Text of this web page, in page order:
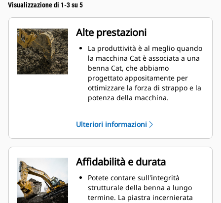
Visualizzazione di 1-3 su 5
Alte prestazioni
La produttività è al meglio quando
la macchina Cat è associata a una
benna Cat, che abbiamo
progettato appositamente per
ottimizzare la forza di strappo e la
potenza della macchina.
benna. Il gioco del tallone
aggiunto assicura che il fondo
della benna non si trascini,
riducendo i costi della
manutenzione.
I consumi di carburante si
innalzano sensibilmente durante
le operazioni di scavo. Le benne
Ulteriori informazioni
Affidabilità e durata
Potete contare sull'integrità
strutturale della benna a lungo
termine. La piastra incernierata